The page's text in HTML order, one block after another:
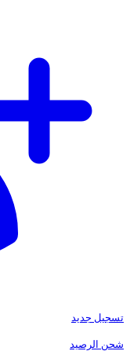
تسجيل جديد
شحن الرصيد